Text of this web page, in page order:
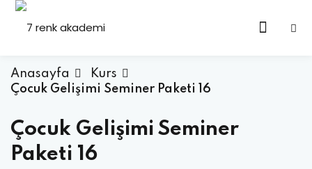
Anasayfa
Kurs
Çocuk Gelişimi Seminer Paketi 16
Çocuk Gelişimi Seminer
Paketi 16